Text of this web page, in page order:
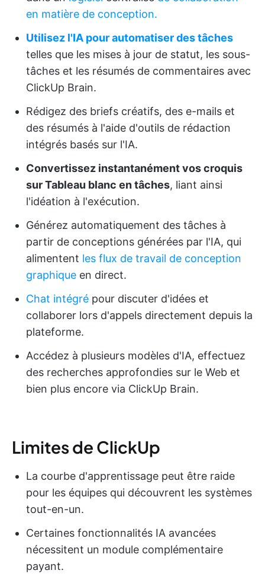
en matière de conception.
Utilisez l'IA pour automatiser des tâches
telles que les mises à jour de statut, les sous-
tâches et les résumés de commentaires avec
ClickUp Brain.
Rédigez des briefs créatifs, des e-mails et
des résumés à l'aide d'outils de rédaction
intégrés basés sur l'IA.
Convertissez instantanément vos croquis
sur Tableau blanc en tâches, liant ainsi
l'idéation à l'exécution.
Générez automatiquement des tâches à
partir de conceptions générées par l'IA, qui
alimentent les flux de travail de conception
graphique en direct.
Chat intégré pour discuter d'idées et
collaborer lors d'appels directement depuis la
plateforme.
Accédez à plusieurs modèles d'IA, effectuez
des recherches approfondies sur le Web et
bien plus encore via ClickUp Brain.
Limites de ClickUp
La courbe d'apprentissage peut être raide
pour les équipes qui découvrent les systèmes
tout-en-un.
Certaines fonctionnalités IA avancées
nécessitent un module complémentaire
payant.